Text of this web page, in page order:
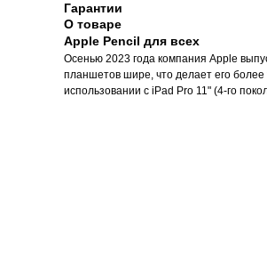
Гарантии
О товаре
Apple Pencil для всех
Осенью 2023 года компания Apple
планшетов шире, что делает его
использовании с iPad Pro 11" (4-го